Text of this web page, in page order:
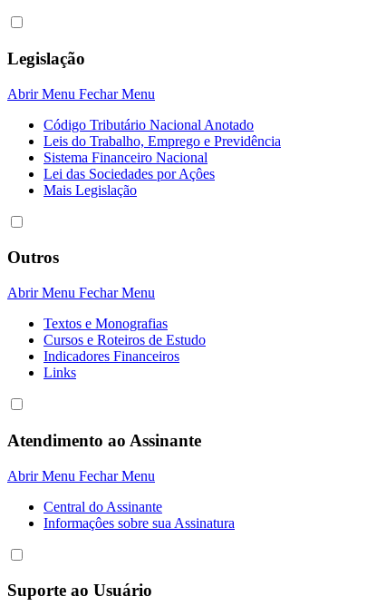
Legislação
Abrir Menu Fechar Menu
Código Tributário Nacional Anotado
Leis do Trabalho, Emprego e Previdência
Sistema Financeiro Nacional
Lei das Sociedades por Açôes
Mais Legislação
Outros
Abrir Menu Fechar Menu
Textos e Monografias
Cursos e Roteiros de Estudo
Indicadores Financeiros
Links
Atendimento ao Assinante
Abrir Menu Fechar Menu
Central do Assinante
Informaçôes sobre sua Assinatura
Suporte ao Usuário